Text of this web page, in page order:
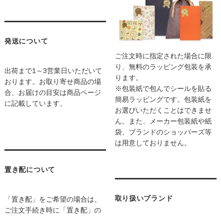
発送について
出荷まで1～3営業日いただいて
おります。お取り寄せ商品の場
合、お届けの目安は商品ページ
に記載しています。
置き配について
「置き配」をご希望の場合は、
ご注文手続き時に「置き配」の
ご注文時に指定された場合に限
り、無料のラッピング包装を承
ります。
※包装紙で包んでシールを貼る
簡易ラッピングです。包装紙を
お選びいただくことはできませ
ん。また、メーカー包装紙や紙
袋、ブランドのショッパーズ等
は用意しておりません。
取り扱いブランド